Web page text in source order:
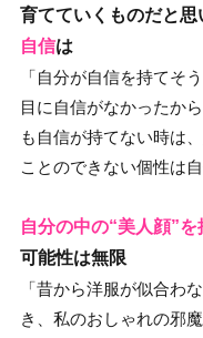
育てていくものだと思
自信は
「自分が自信を持てそ
目に自信がなかったか
も自信が持てない時は
ことのできない個性は
自分の中の“美人顔”を
可能性は無限
「昔から洋服が似合わ
き、私のおしゃれの邪